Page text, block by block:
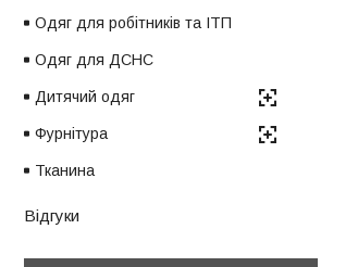
Одяг для робітників та ІТП
Одяг для ДСНС
Дитячий одяг
Фурнітура
Тканина
Відгуки